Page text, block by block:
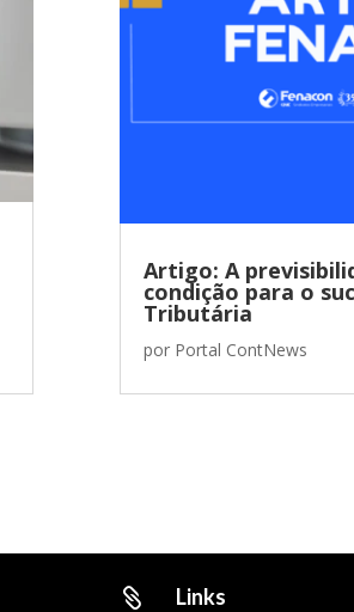
Artigo: A
condição para o
Tributária
por Portal ContNews
 Links